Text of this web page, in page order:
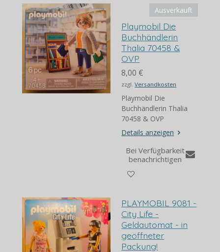
Ausverkauft
Playmobil Die
Buchhändlerin
Thalia 70458 &
OVP
8,00 €
zzgl.Versandkosten
Playmobil Die
Buchhändlerin Thalia
70458 & OVP
Details anzeigen
Bei Verfügbarkeit
benachrichtigen
PLAYMOBIL 9081 -
City Life -
Geldautomat - in
geöffneter
Packung!